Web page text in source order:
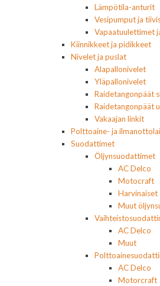
Lämpötila-anturit
Vesipumput ja
Vapaatuulettimet
Kiinnikkeet ja pidikkeet
Nivelet ja puslat
Alapallonivelet
Yläpallonivelet
Raidetangonpäät
Raidetangonpäät
Vakaajan linkit
Polttoaine- ja
Suodattimet
Öljynsuodattimet
AC Delco
Motocraft
Harvinaiset
Muut
AC Delco
Muut
AC Delco
Motorcraft